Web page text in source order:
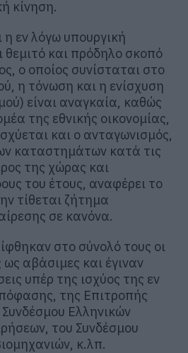
κίνηση.
η εν λόγω υπουργική
και πρόδηλο σκοπό
ο οποίος συνίσταται στο
η τόνωση και η ενίσχυση
είναι αναγκαία, καθώς
της εθνικής οικονομίας,
και ο ανταγωνισμός,
καταστημάτων κατά τις
της χώρας και
του έτους, αναφέρει το
τίθεται ζήτημα
σε κανόνα.
στο σύνολό τους οι
αβάσιμες και έγιναν
υπέρ της ισχύος της εν
της Επιτροπής
Ελληνικών
του Συνδέσμου
κ.λπ.